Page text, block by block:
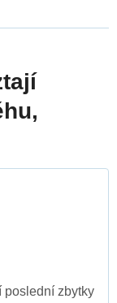
poslední zbytky